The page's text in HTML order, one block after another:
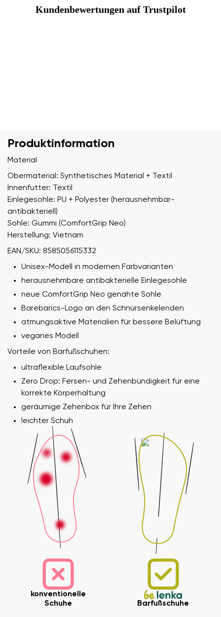
Kundenbewertungen auf Trustpilot
Produktinformation
Material
Obermaterial: Synthetisches Material + Textil
Innenfutter: Textil
Einlegesohle: PU + Polyester (herausnehmbar-
antibakteriell)
Sohle: Gummi (ComfortGrip Neo)
Herstellung: Vietnam
EAN/SKU: 8585056115332
Unisex-Modell in modernen Farbvarianten
herausnehmbare antibakterielle Einlegesohle
neue ComfortGrip Neo genähte Sohle
Barebarics-Logo an den Schnürsenkelenden
atmungsaktive Materialien für bessere Belüftung
veganes Modell
Vorteile von Barfußschuhen:
ultraflexible Laufsohle
Zero Drop: Fersen- und Zehenbündigkeit für eine
korrekte Körperhaltung
geräumige Zehenbox für Ihre Zehen
leichter Schuh
konventionelle
Schuhe
Barfußschuhe
Ihr Vor- und Nachname